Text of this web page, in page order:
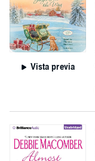
Vista previa